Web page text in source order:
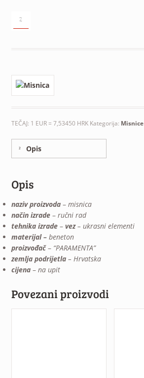
²
TEČAJ: 1 EUR = 7,53450 HRK Kategorija: Misnice
Opis
Opis
naziv proizvoda –misnica
način izrade –ručni rad
tehnika izrade –vez– ukrasni elementi
materijal – beneton
proizvođač– “PARAMENTA”
zemlja podrijetla– Hrvatska
cijena– na upit
Povezani proizvodi